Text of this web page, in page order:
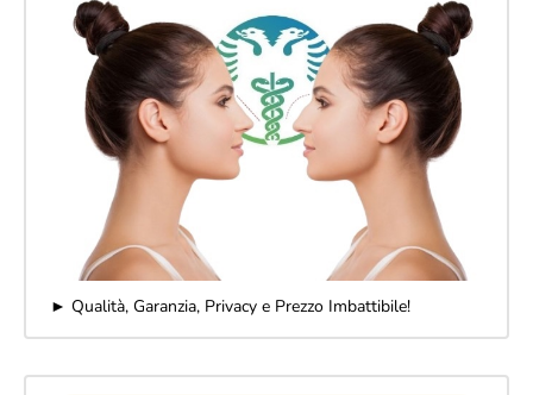
► Qualità, Garanzia, Privacy e Prezzo Imbattibile!